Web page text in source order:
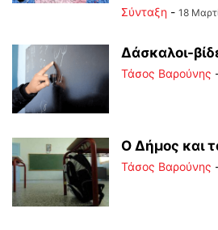
Σύνταξη - 18
Δάσκαλοι-
Τάσος Βαρούνης
Ο Δήμος και
Τάσος Βαρούνης